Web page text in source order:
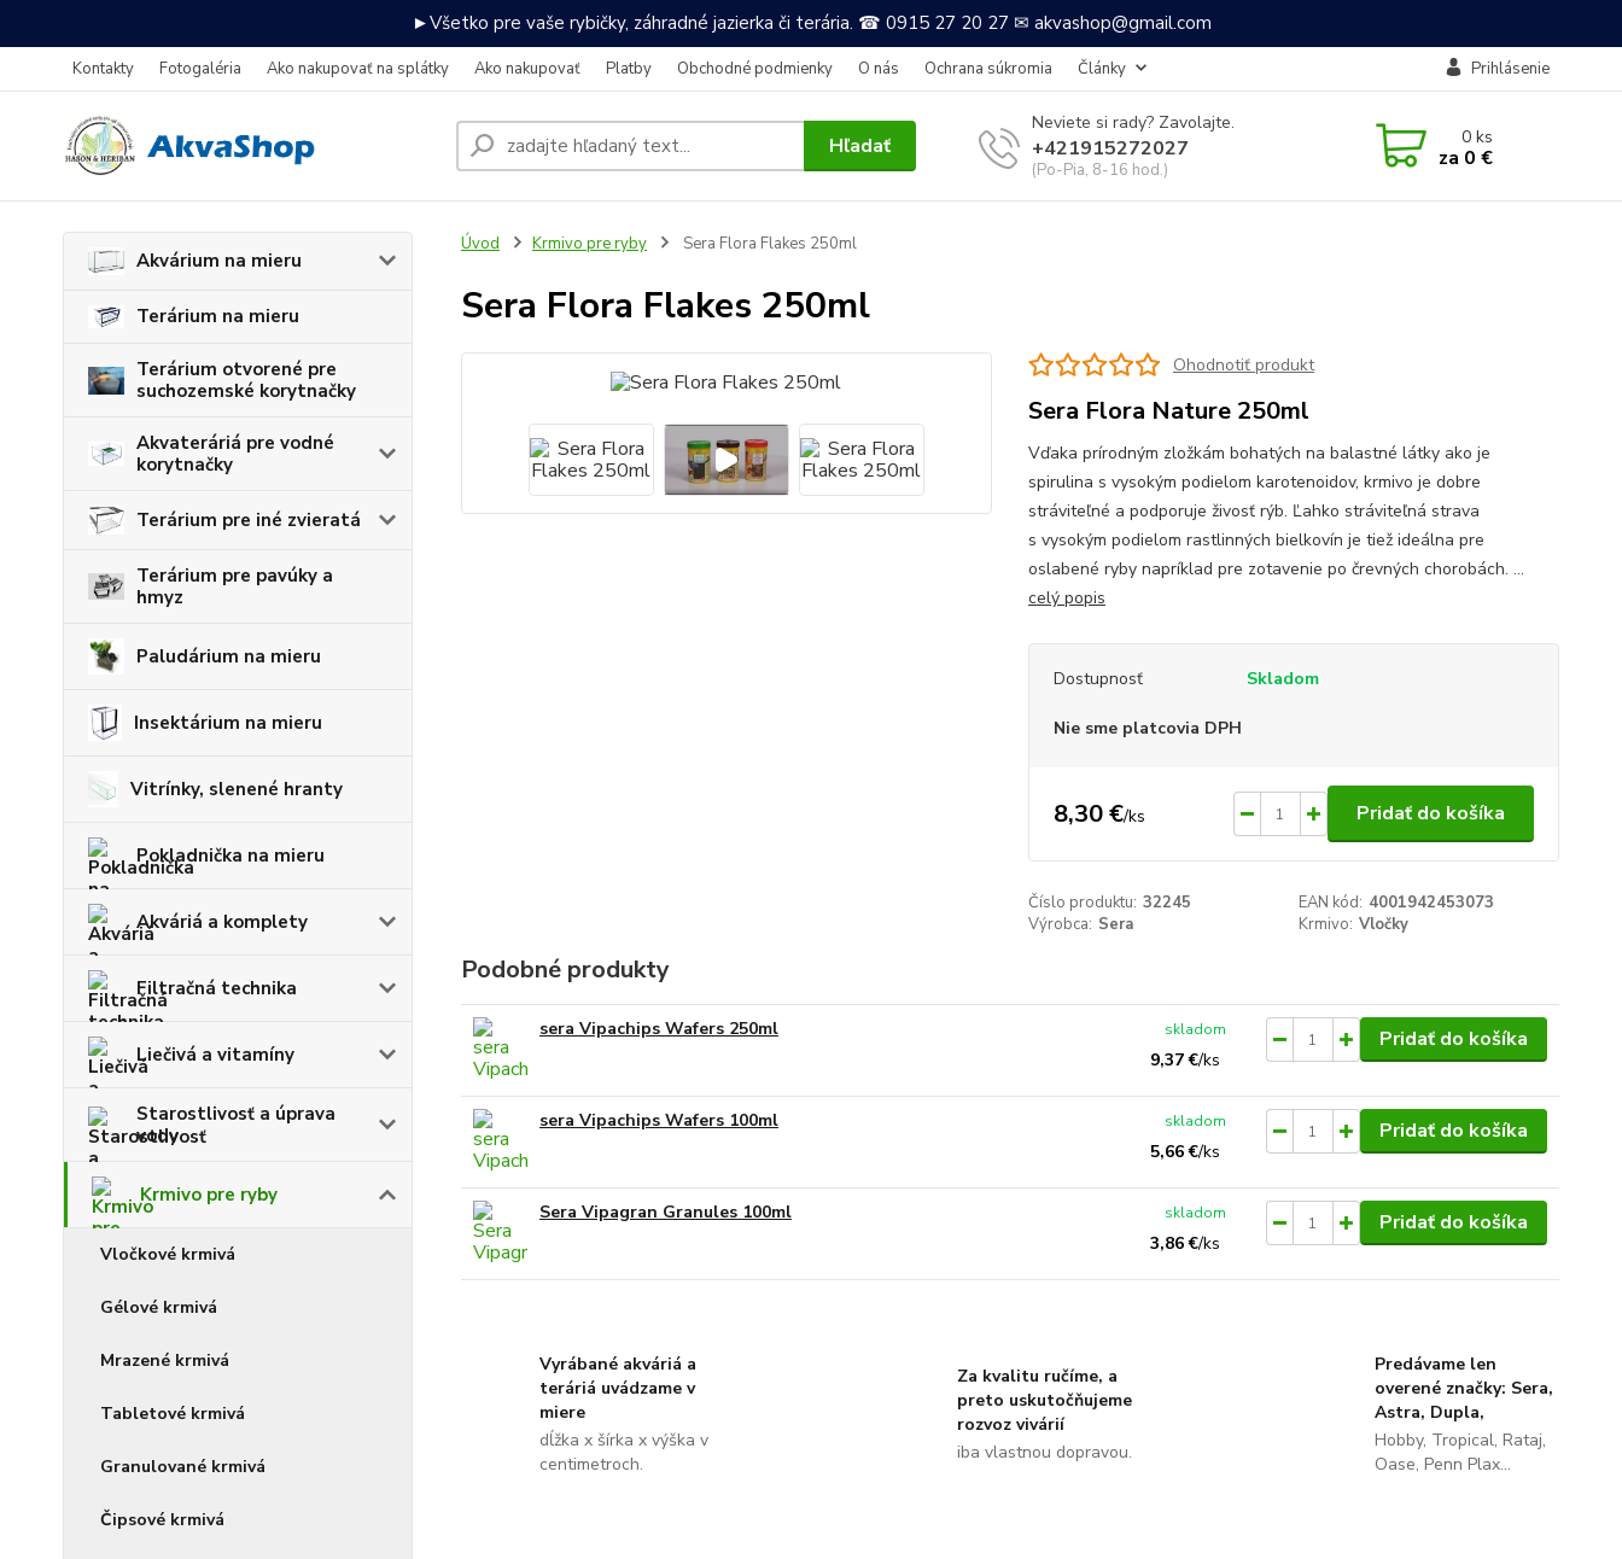
►Všetko pre vaše rybičky, záhradné jazierka či terária. ☎ 0915 27 20 27 ✉ akvashop@gmail.com
Kontakty Fotogaléria Ako nakupovať na splátky Ako nakupovať Platby Obchodné podmienky O nás Ochrana súkromia Články Prihlásenie
Hľadať
Neviete si rady? Zavolajte.
+421915272027
(Po-Pia, 8-16 hod.)
0ks
za 0 €
Akvárium na mieru
Terárium na mieru
Terárium otvorené pre
suchozemské korytnačky
Akvateráriá pre vodné
korytnačky
Terárium pre iné zvieratá
Terárium pre pavúky a
hmyz
Paludárium na mieru
Insektárium na mieru
Vitrínky, slenené hranty
Pokladnička na mieru
Akváriá a komplety
Filtračná technika
Liečivá a vitamíny
Starostlivosť a úprava
vody
Krmivo pre ryby
Vločkové krmivá
Gélové krmivá
Mrazené krmivá
Tabletové krmivá
Granulované krmivá
Čipsové krmivá
Úvod Krmivo pre ryby Sera Flora Flakes 250ml
Sera Flora Flakes 250ml
Ohodnotiť produkt
Sera Flora Nature 250ml
Vďaka prírodným zložkám bohatých na balastné látky ako je
spirulina s vysokým podielom karotenoidov, krmivo je dobre
stráviteľné a podporuje živosť rýb. Ľahko stráviteľná strava
s vysokým podielom rastlinných bielkovín je tiež ideálna pre
oslabené ryby napríklad pre zotavenie po črevných chorobách. ...
celý popis
Dostupnosť Skladom
Nie sme platcovia DPH
8,30 €/ks Pridať do košíka
Číslo produktu: 32245 EAN kód: 4001942453073
Výrobca: Sera Krmivo: Vločky
Podobné produkty
sera Vipachips Wafers 250ml
9,37 €/ks
skladom Pridať do košíka
sera Vipachips Wafers 100ml
5,66 €/ks
skladom Pridať do košíka
Sera Vipagran Granules 100ml
3,86 €/ks
skladom Pridať do košíka
Vyrábané akváriá a
teráriá uvádzame v
miere
dĺžka x šírka x výška v
centimetroch.
Za kvalitu ručíme, a
preto uskutočňujeme
rozvoz vivárií
iba vlastnou dopravou.
Predávame len
overené značky: Sera,
Astra, Dupla,
Hobby, Tropical, Rataj,
Oase, Penn Plax...